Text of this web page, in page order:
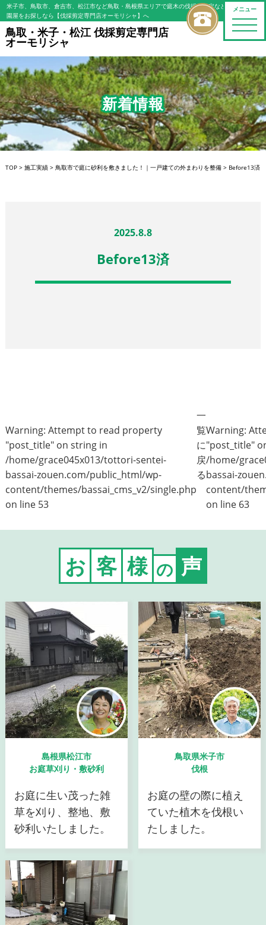
メニュー
toggle
米子市、鳥取市、倉吉市、松江市など鳥取・島根県エリアで庭木の伐採・剪定などの植木屋/造
園屋をお探しなら【伐採剪定専門店オーモリシャ】へ
鳥取・米子・松江 伐採剪定専門店
オーモリシャ
新着情報
TOP> 施工実績> 鳥取市で庭に砂利を敷きました！｜一戸建ての外まわりを整備> Before13済
2025.8.8
Before13済
Warning: Attempt to read property
"post_title" on string in
/home/grace045x013/tottori-sentei-
bassai-zouen.com/public_html/wp-
content/themes/bassai_cms_v2/single.php
on line 53
一
覧
に
戻
る
Warning:
"post_title"
/home/
bassai-
content/
on line 63
お 客 様 の 声
島根県松江市
お庭草刈り・敷砂利
お庭に生い茂った雑
草を刈り、整地、敷
砂利いたしました。
鳥取県米子市
伐根
お庭の壁の際に植え
ていた植木を伐根い
たしました。